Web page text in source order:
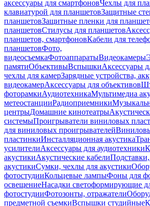
аксессуары для смартфоновЧехлы для
клавиатурой для планшетовЗащитные
планшетовЗащитные пленки для
планшетовСтилусы для планшетов
планшетов, смартфоновКабели для
планшетовФото,
видеосъемкаФотоаппаратыВидеокамеры
памятиОбъективыВспышкиАксессуары
чехлы для камерЗарядные устройства,
видеокамерАксессуары для объективов
фоторамкиАудиотехникаМультимедиа
метеостанцииРадиоприемники
центрыДомашние кинотеатры
системыПроигрыватели виниловых
для виниловых проигрывателей
пластинкиИнсталляционная акустика
усилителиАксессуары для аудиотехники
акустикиАкустические кабели
акустикиСумки, чехлы для акустики
фотостудииКольцевые лампыФоны для
освещениеНасадки светоформирующие
фотостудииФотозонты, отражатели
предметной съемкиВспышки студийные